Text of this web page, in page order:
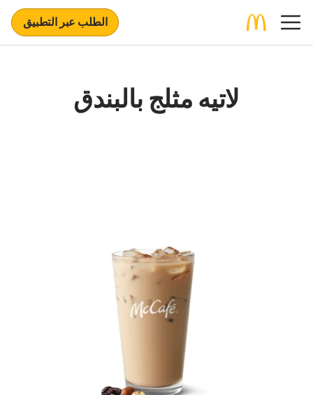
الطلب عبر التطبيق
لاتيه مثلج بالبندق